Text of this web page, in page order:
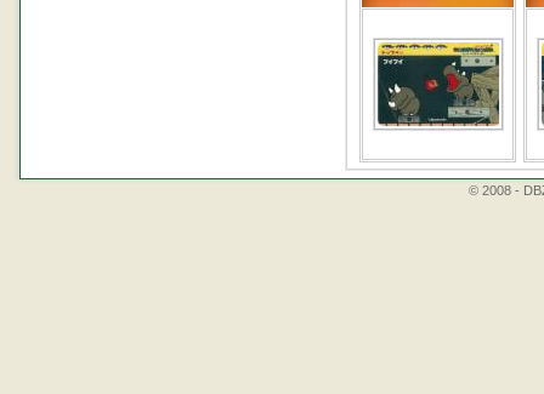
© 2008 -